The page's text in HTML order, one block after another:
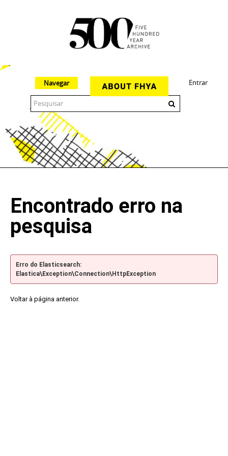
Entrar
Navegar
Encontrado erro na
pesquisa
Erro do Elasticsearch:
Elastica\Exception\Connection\HttpException
Voltar à página anterior.